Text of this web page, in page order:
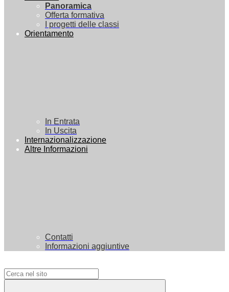
Panoramica
Offerta formativa
I progetti delle classi
Orientamento
In Entrata
In Uscita
Internazionalizzazione
Altre Informazioni
Contatti
Informazioni aggiuntive